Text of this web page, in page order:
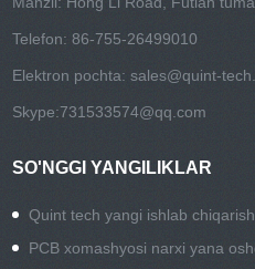
Telefon: 86-755-26499010
Elektron pochta:sales@quint-
Skype:731533574@qq.com
SO'NGGI YANGILIKLAR
Quint tech yangi ishlab
PCB xomashyosi narxi yana